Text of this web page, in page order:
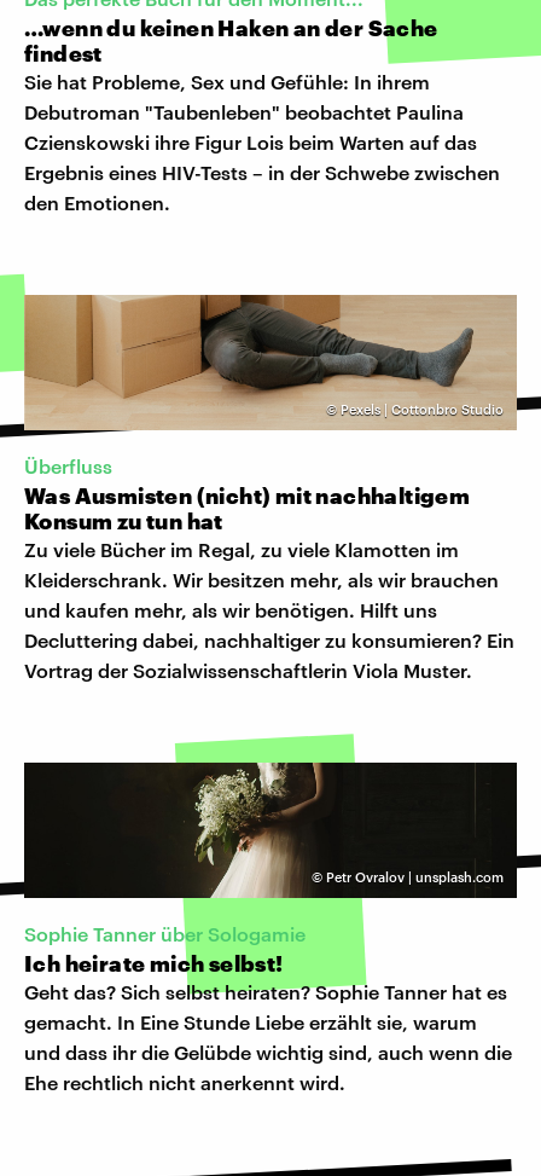
…wenn du keinen Haken an der Sache
findest
Sie hat Probleme, Sex und Gefühle: In ihrem
Debutroman "Taubenleben" beobachtet Paulina
Czienskowski ihre Figur Lois beim Warten auf das
Ergebnis eines HIV-Tests – in der Schwebe zwischen
den Emotionen.
© Pexels | Cottonbro Studio
Überfluss
Was Ausmisten (nicht) mit nachhaltigem
Konsum zu tun hat
Zu viele Bücher im Regal, zu viele Klamotten im
Kleiderschrank. Wir besitzen mehr, als wir brauchen
und kaufen mehr, als wir benötigen. Hilft uns
Decluttering dabei, nachhaltiger zu konsumieren? Ein
Vortrag der Sozialwissenschaftlerin Viola Muster.
© Petr Ovralov | unsplash.com
Sophie Tanner über Sologamie
Ich heirate mich selbst!
Geht das? Sich selbst heiraten? Sophie Tanner hat es
gemacht. In Eine Stunde Liebe erzählt sie, warum
und dass ihr die Gelübde wichtig sind, auch wenn die
Ehe rechtlich nicht anerkennt wird.